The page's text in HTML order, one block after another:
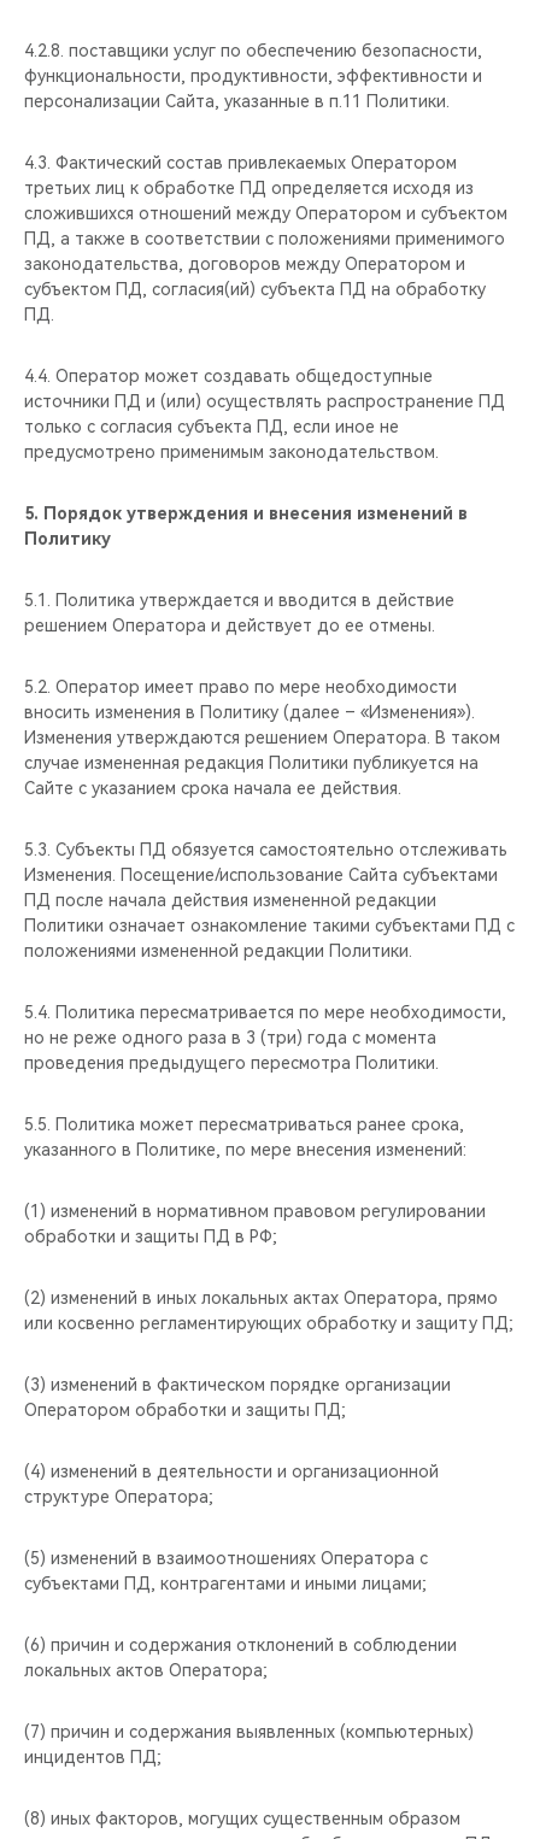
4.2.8. поставщики услуг по обеспечению безопасности,
функциональности, продуктивности, эффективности и
персонализации Сайта, указанные в п.11 Политики.
4.3. Фактический состав привлекаемых Оператором
третьих лиц к обработке ПД определяется исходя из
сложившихся отношений между Оператором и субъектом
ПД, а также в соответствии с положениями применимого
законодательства, договоров между Оператором и
субъектом ПД, согласия(ий) субъекта ПД на обработку
ПД.
4.4. Оператор может создавать общедоступные
источники ПД и (или) осуществлять распространение ПД
только с согласия субъекта ПД, если иное не
предусмотрено применимым законодательством.
5. Порядок утверждения и внесения изменений в
Политику
5.1. Политика утверждается и вводится в действие
решением Оператора и действует до ее отмены.
5.2. Оператор имеет право по мере необходимости
вносить изменения в Политику (далее – «Изменения»).
Изменения утверждаются решением Оператора. В таком
случае измененная редакция Политики публикуется на
Сайте с указанием срока начала ее действия.
5.3. Субъекты ПД обязуется самостоятельно отслеживать
Изменения. Посещение/использование Сайта субъектами
ПД после начала действия измененной редакции
Политики означает ознакомление такими субъектами ПД с
положениями измененной редакции Политики.
5.4. Политика пересматривается по мере необходимости,
но не реже одного раза в 3 (три) года с момента
проведения предыдущего пересмотра Политики.
5.5. Политика может пересматриваться ранее срока,
указанного в Политике, по мере внесения изменений:
(1) изменений в нормативном правовом регулировании
обработки и защиты ПД в РФ;
(2) изменений в иных локальных актах Оператора, прямо
или косвенно регламентирующих обработку и защиту ПД;
(3) изменений в фактическом порядке организации
Оператором обработки и защиты ПД;
(4) изменений в деятельности и организационной
структуре Оператора;
(5) изменений в взаимоотношениях Оператора с
субъектами ПД, контрагентами и иными лицами;
(6) причин и содержания отклонений в соблюдении
локальных актов Оператора;
(7) причин и содержания выявленных (компьютерных)
инцидентов ПД;
(8) иных факторов, могущих существенным образом